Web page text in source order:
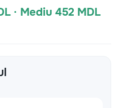
· Mediu 452 MDL